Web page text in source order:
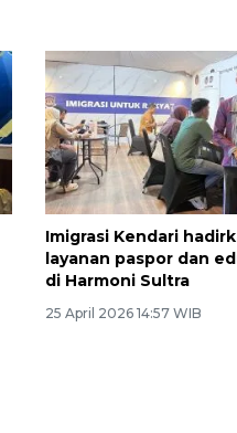
Imigrasi Kendari
layanan paspor dan
di Harmoni Sultra
25 April 2026 14:57 WIB